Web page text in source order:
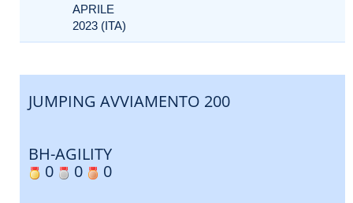
APRILE
2023 (ITA)
JUMPING AVVIAMENTO 200
BH-AGILITY
0
0 0